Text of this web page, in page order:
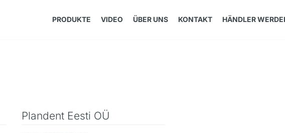
PRODUKTE VIDEO ÜBER UNS KONTAKT HÄNDLER
Plandent Eesti OÜ